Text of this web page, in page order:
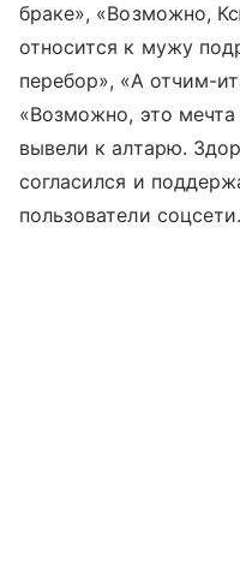
браке», «Возможно,
относится к мужу
перебор», «А отчим-
«Возможно, это
вывели к алтарю.
согласился и
пользователи соцсети.